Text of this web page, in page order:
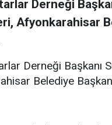
Derneği
Afyonkarahisar
Derneği Başkanı
Belediye